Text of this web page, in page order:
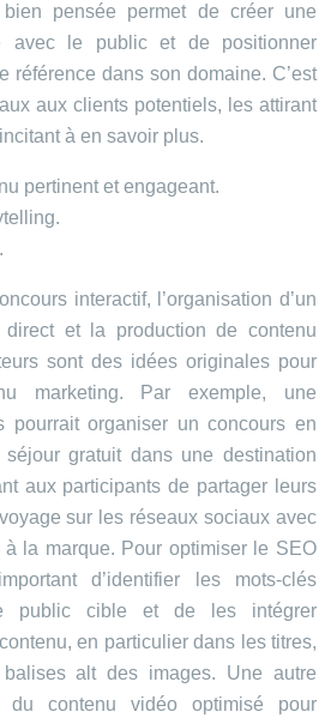
pensée permet de créer une
avec le public et de positionner
référence dans son domaine. C’est
aux clients potentiels, les attirant
à en savoir plus.
pertinent et engageant.
interactif, l’organisation d’un
et la production de contenu
sont des idées originales pour
marketing. Par exemple, une
pourrait organiser un concours en
gratuit dans une destination
aux participants de partager leurs
sur les réseaux sociaux avec
la marque. Pour optimiser le SEO
d’identifier les mots-clés
public cible et de les intégrer
en particulier dans les titres,
alt des images. Une autre
contenu vidéo optimisé pour